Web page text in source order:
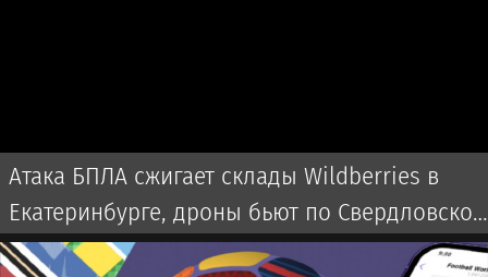
Атака БПЛА сжигает склады Wildberries в
Екатеринбурге, дроны бьют по Свердловской
области и Екатеринбургу 7 августа 2026